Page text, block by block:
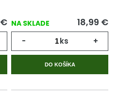
€ NA SKLADE 18,99 €
- ks +
DO KOŠÍKA